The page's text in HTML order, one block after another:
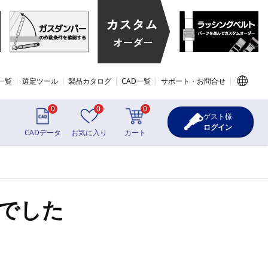
覧 選定ツール 製品カタログ CAD一覧 サポート・お問合せ
0
CADデータ
0
お気に入り
0
カート
ゲスト様
ログイン
した